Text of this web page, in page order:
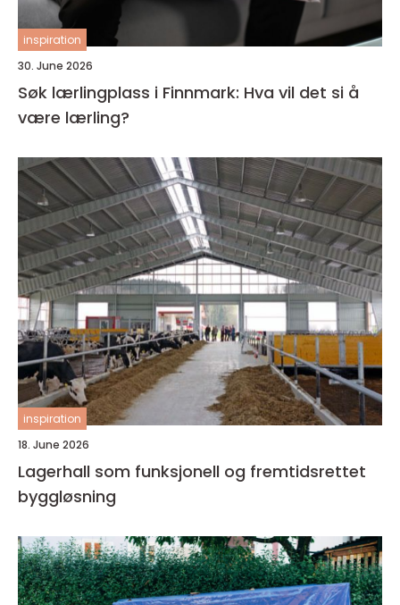
inspiration
30. June 2026
Søk lærlingplass i Finnmark: Hva vil det si å
være lærling?
inspiration
18. June 2026
Lagerhall som funksjonell og fremtidsrettet
byggløsning